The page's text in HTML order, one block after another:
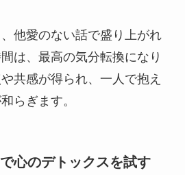
他愛のない話で盛り上がれ
は、最高の気分転換になり
共感が得られ、一人で抱え
らぎます。
心のデトックスを試す